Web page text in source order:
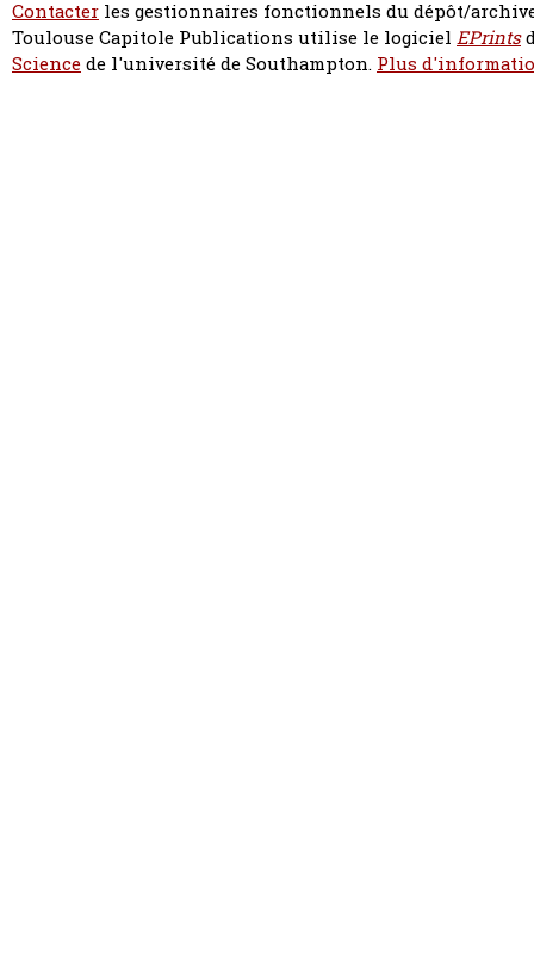
Contacter les gestionnaires fonctionnels du dépôt/
Toulouse Capitole Publications utilise le logiciel EPrints
Sciencede l'université de Southampton. Plus